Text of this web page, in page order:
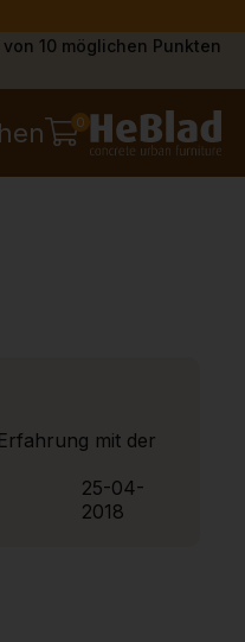
10 möglichen Punkten
0
mit der
25-04-
2018